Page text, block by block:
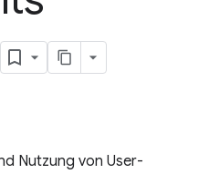
Nutzung von User-